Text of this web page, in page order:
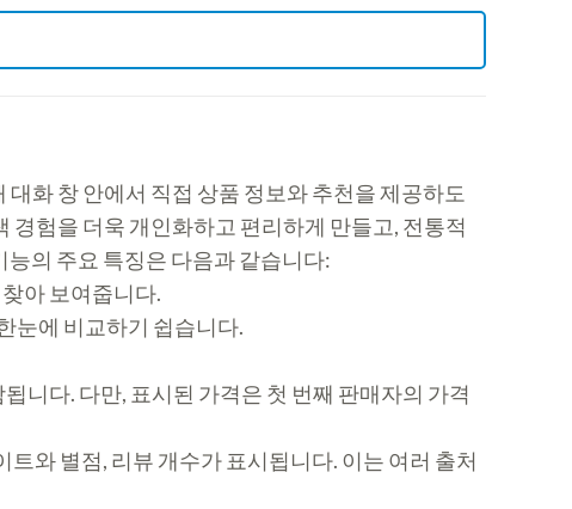
화 창 안에서 직접 상품 정보와 추천을 제공하도
험을 더욱 개인화하고 편리하게 만들고, 전통적
의 주요 특징은 다음과 같습니다:
아 보여줍니다.
눈에 비교하기 쉽습니다.
니다. 다만, 표시된 가격은 첫 번째 판매자의 가격
와 별점, 리뷰 개수가 표시됩니다. 이는 여러 출처